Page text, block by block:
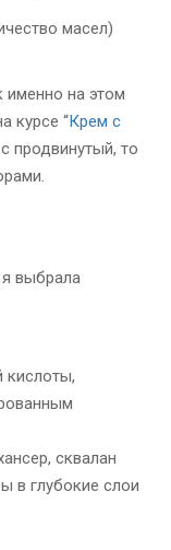
масел)
на этом
курсе “Крем с
продвинутый, то
выбрала
кислоты,
сквалан
в глубокие слои